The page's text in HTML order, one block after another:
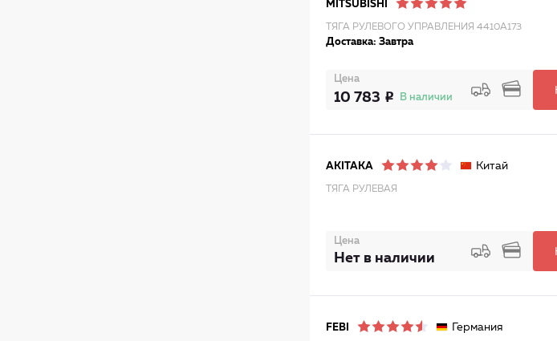
MITSUBISHI
ТЯГА РУЛЕВОГО УПРАВЛЕНИЯ 4410A173
Доставка: Завтра
Цена
10 783 В наличии
AKITAKA Китай
ТЯГА РУЛЕВАЯ
Цена
Нет в наличии
FEBI Германия